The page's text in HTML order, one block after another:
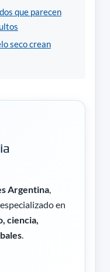
que parecen
seco crean
Argentina,
en
ciencia,
.